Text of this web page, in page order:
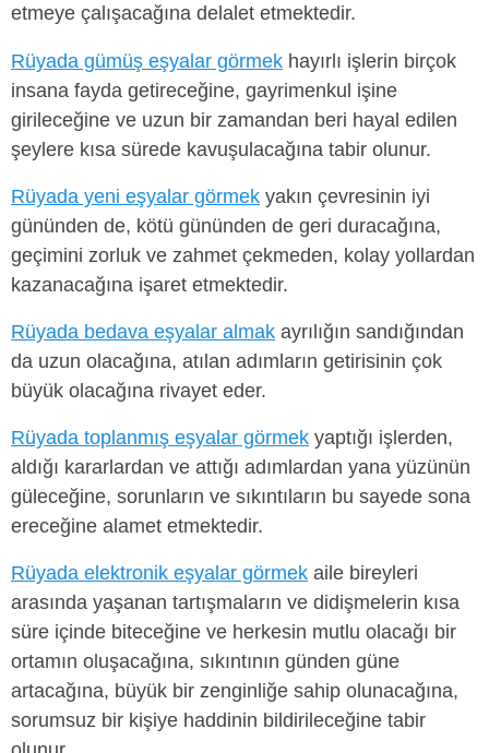
etmeye çalışacağına delalet etmektedir.
Rüyada gümüş eşyalar görmek hayırlı işlerin birçok
insana fayda getireceğine, gayrimenkul işine
girileceğine ve uzun bir zamandan beri hayal edilen
şeylere kısa sürede kavuşulacağına tabir olunur.
Rüyada yeni eşyalar görmek yakın çevresinin iyi
gününden de, kötü gününden de geri duracağına,
geçimini zorluk ve zahmet çekmeden, kolay yollardan
kazanacağına işaret etmektedir.
Rüyada bedava eşyalar almak ayrılığın sandığından
da uzun olacağına, atılan adımların getirisinin çok
büyük olacağına rivayet eder.
Rüyada toplanmış eşyalar görmek yaptığı işlerden,
aldığı kararlardan ve attığı adımlardan yana yüzünün
güleceğine, sorunların ve sıkıntıların bu sayede sona
ereceğine alamet etmektedir.
Rüyada elektronik eşyalar görmek aile bireyleri
arasında yaşanan tartışmaların ve didişmelerin kısa
süre içinde biteceğine ve herkesin mutlu olacağı bir
ortamın oluşacağına, sıkıntının günden güne
artacağına, büyük bir zenginliğe sahip olunacağına,
sorumsuz bir kişiye haddinin bildirileceğine tabir